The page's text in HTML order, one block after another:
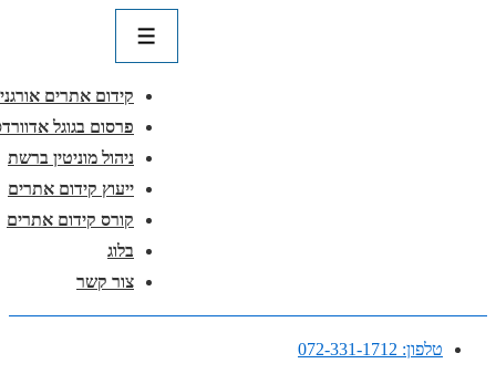
תפריט
קידום אתרים אורגני
פרסום בגוגל אדוורדס
ניהול מוניטין ברשת
ייעוץ קידום אתרים
קורס קידום אתרים
בלוג
צור קשר
טלפון: 072-331-1712